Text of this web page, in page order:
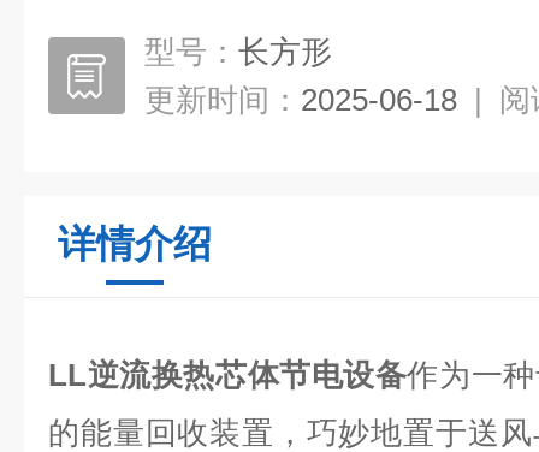
型号： 长方形
更新时间： 2025-06-18 | 阅
详情介绍
LL逆流换热芯体节电设备作为一
的能量回收装置，巧妙地置于送